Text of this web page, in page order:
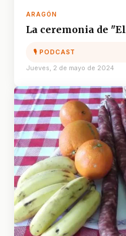
ARAGÓN
La ceremonia de
🎙 PODCAST
Jueves, 2 de mayo de 2024